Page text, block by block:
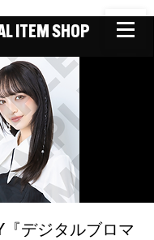
ITEM SHOP
『デジタルブロマ